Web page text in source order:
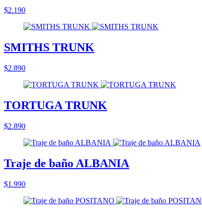
$2.190
SMITHS TRUNK
$2.890
TORTUGA TRUNK
$2.890
Traje de baño ALBANIA
$1.990